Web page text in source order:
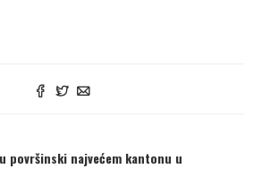
površinski najvećem kantonu u